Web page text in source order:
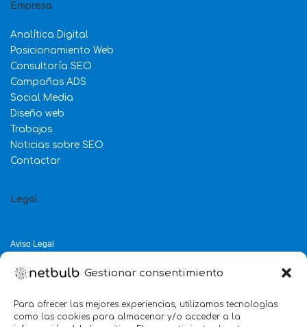
Gestionar consentimiento
Para ofrecer las mejores experiencias, utilizamos tecnologías
como las cookies para almacenar y/o acceder a la
Empresa
Analítica Digital
Posicionamiento Web
Consultoría SEO
Campañas ADS
Social Media
Diseño web
Trabajos
Noticias sobre SEO
Contactar
Legal
Aviso Legal
Política de Cookies